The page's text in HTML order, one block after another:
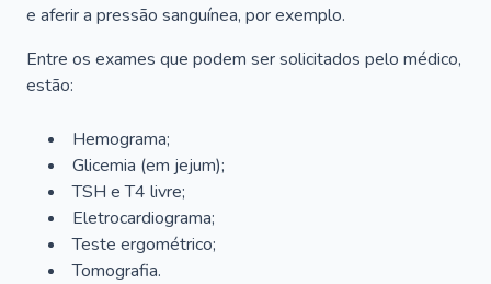
e aferir a pressão sanguínea, por exemplo.
Entre os exames que podem ser solicitados pelo médico,
estão:
Hemograma;
Glicemia (em jejum);
TSH e T4 livre;
Eletrocardiograma;
Teste ergométrico;
Tomografia.